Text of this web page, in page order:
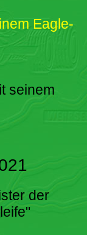
Eagle-
seinem
der